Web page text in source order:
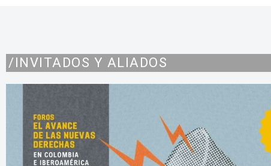
/INVITADOS Y ALIADOS